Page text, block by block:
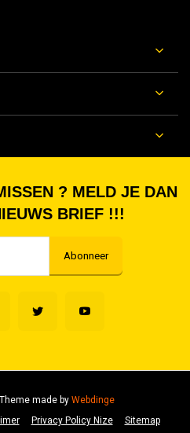
? MELD JE DAN
BRIEF !!!
Abonneer
Privacy Policy Nize Sitemap
made byWebdinge